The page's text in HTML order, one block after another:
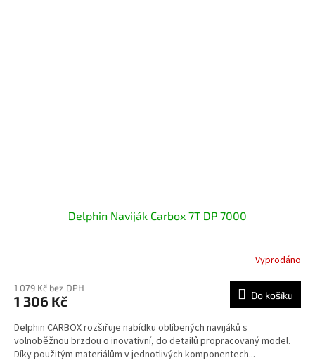
Delphin Naviják Carbox 7T DP 7000
Vyprodáno
1 079 Kč bez DPH
1 306 Kč Do košíku
Delphin CARBOX rozšiřuje nabídku oblíbených navijáků s
volnoběžnou brzdou o inovativní, do detailů propracovaný model.
Díky použitým materiálům v jednotlivých komponentech...